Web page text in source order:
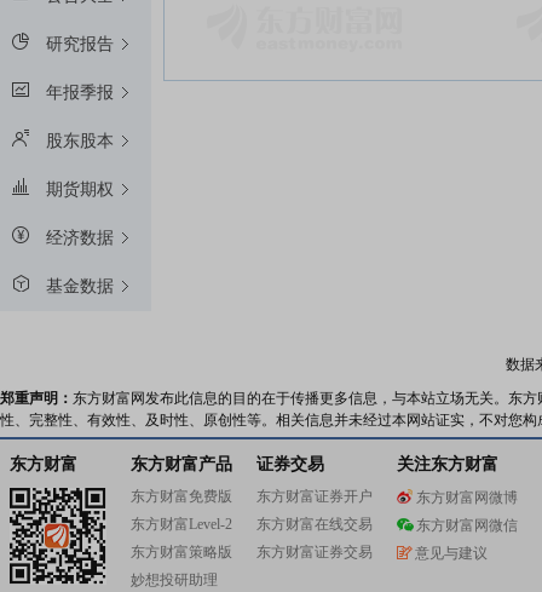
研究报告
年报季报
股东股本
期货期权
经济数据
基金数据
数据
郑重声明： 东方财富网发布此信息的目的在于传播更多信息，与本站立场无关。东
性、完整性、有效性、及时性、原创性等。相关信息并未经过本网站证实，不对您
东方财富 东方财富产品
东方财富免费版
东方财富Level-2
东方财富策略版
妙想投研助理
证券交易
东方财富证券开户
东方财富在线交易
东方财富证券交易
关注东方财富
东方财富网微博
东方财富网微信
意见与建议